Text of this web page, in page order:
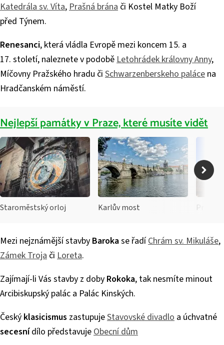
Katedrála sv. Víta,Prašná brána či Kostel Matky Boží
před Týnem.
Renesanci, která vládla Evropě mezi koncem 15. a
17. století, naleznete v podoběLetohrádek královny Anny,
Míčovny Pražského hradu či Schwarzenberskeho paláce na
Hradčanském náměstí.
Nejlepší památky v Praze, které musíte vidět
Staroměstský orloj Karlův most Prašná
Mezi nejznámější stavby Barokase řadíChrám sv. Mikuláše,
Zámek Troja či Loreta.
Zajímají-li Vás stavby z doby Rokoka, tak nesmíte minout
Arcibiskupský palác a Palác Kinských.
Český klasicismus zastupujeStavovské divadlo a úchvatné
secesnídílo představujeObecní dům